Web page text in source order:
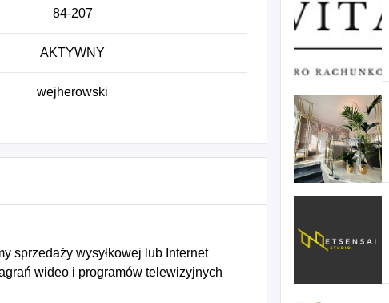
84-207
AKTYWNY
wejherowski
sprzedaży wysyłkowej lub Internet
wideo i programów telewizyjnych